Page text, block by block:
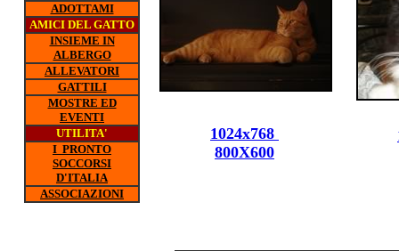
1024x768
800X600
ADOTTAMI
AMICI DEL GATTO
INSIEME IN
ALBERGO
ALLEVATORI
GATTILI
MOSTRE ED
EVENTI
UTILITA'
I PRONTO
SOCCORSI
D'ITALIA
ASSOCIAZIONI